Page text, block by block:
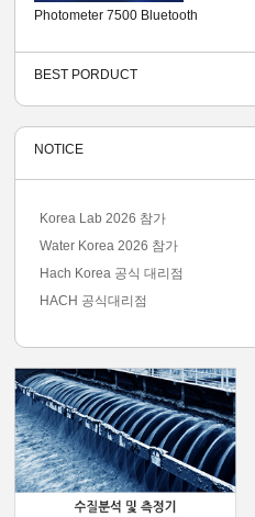
Photometer 7500 Bluetooth
BEST PORDUCT
NOTICE
Korea Lab 2026 참가
Water Korea 2026 참가
Hach Korea 공식 대리점
HACH 공식대리점